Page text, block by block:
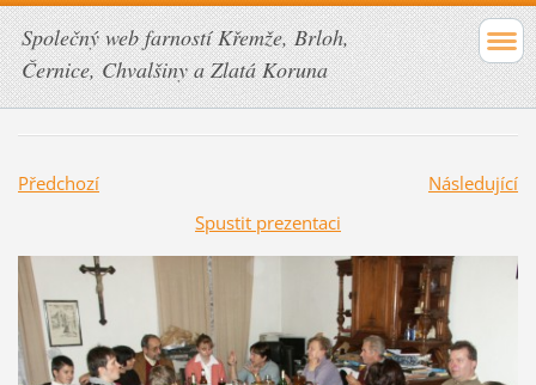
Společný web farností Křemže, Brloh,
Černice, Chvalšiny a Zlatá Koruna
Předchozí
Následující
Spustit prezentaci